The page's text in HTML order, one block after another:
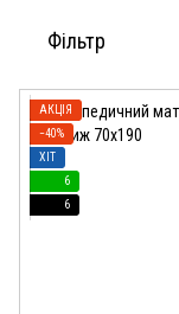
Фільтр
АКЦІЯ
−40%
ХІТ
6
6